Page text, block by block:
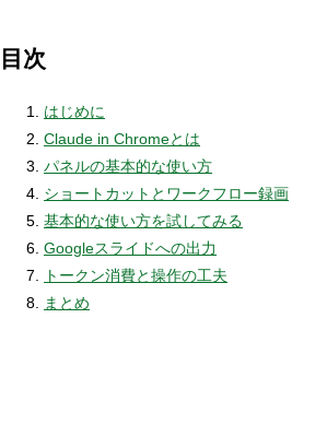
目次
はじめに
Claude in Chromeとは
パネルの基本的な使い方
ショートカットとワークフロー録画
基本的な使い方を試してみる
Googleスライドへの出力
トークン消費と操作の工夫
まとめ